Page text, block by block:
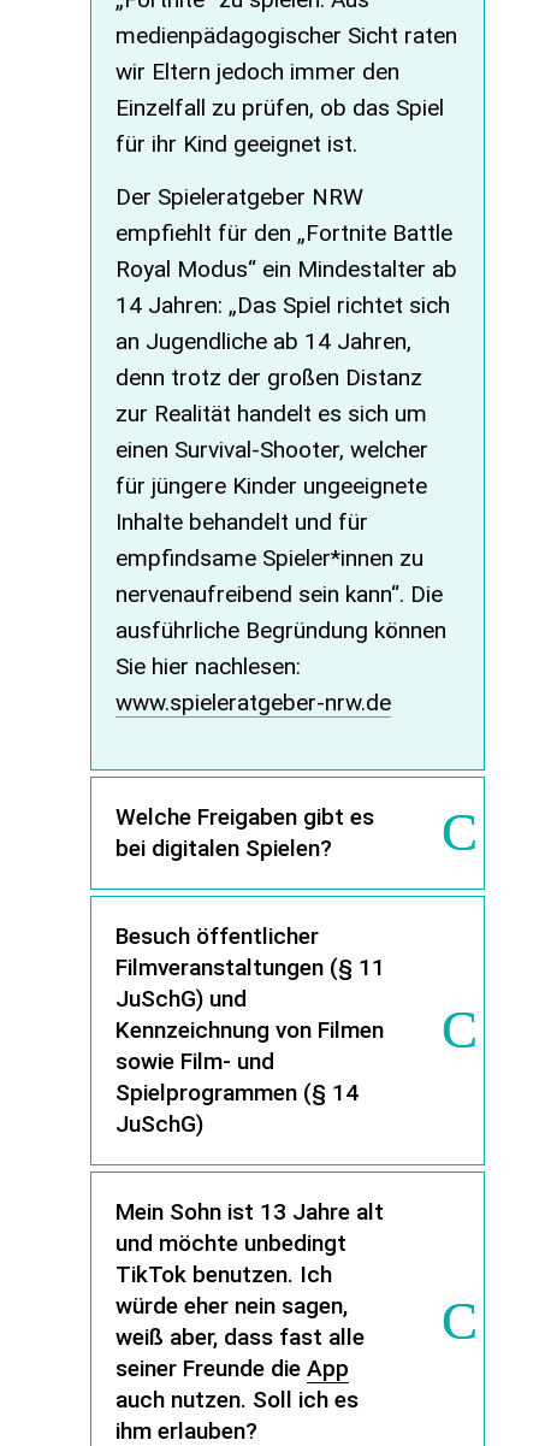
medienpädagogischer Sicht raten
wir Eltern jedoch immer den
Einzelfall zu prüfen, ob das Spiel
für ihr Kind geeignet ist.
Der Spieleratgeber NRW
empfiehlt für den „Fortnite Battle
Royal Modus“ ein Mindestalter ab
14 Jahren: „Das Spiel richtet sich
an Jugendliche ab 14 Jahren,
denn trotz der großen Distanz
zur Realität handelt es sich um
einen Survival-Shooter, welcher
für jüngere Kinder ungeeignete
Inhalte behandelt und für
empfindsame Spieler*innen zu
nervenaufreibend sein kann“. Die
ausführliche Begründung können
Sie hier nachlesen:
www.spieleratgeber-nrw.de
Welche Freigaben gibt es
bei digitalen Spielen?
Besuch öffentlicher
Filmveranstaltungen (§ 11
JuSchG) und
Kennzeichnung von Filmen
sowie Film- und
Spielprogrammen (§ 14
JuSchG)
Mein Sohn ist 13 Jahre alt
und möchte unbedingt
TikTok benutzen. Ich
würde eher nein sagen,
weiß aber, dass fast alle
seiner Freunde die App
auch nutzen. Soll ich es
ihm erlauben?